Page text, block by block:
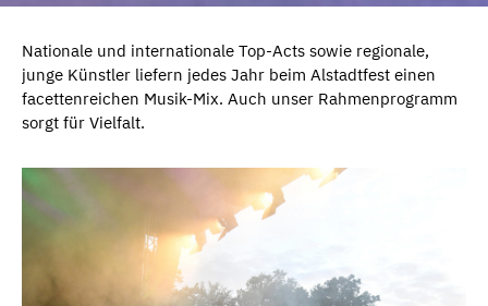
Nationale und internationale Top-Acts sowie regionale,
junge Künstler liefern jedes Jahr beim Alstadtfest einen
facettenreichen Musik-Mix. Auch unser Rahmenprogramm
sorgt für Vielfalt.